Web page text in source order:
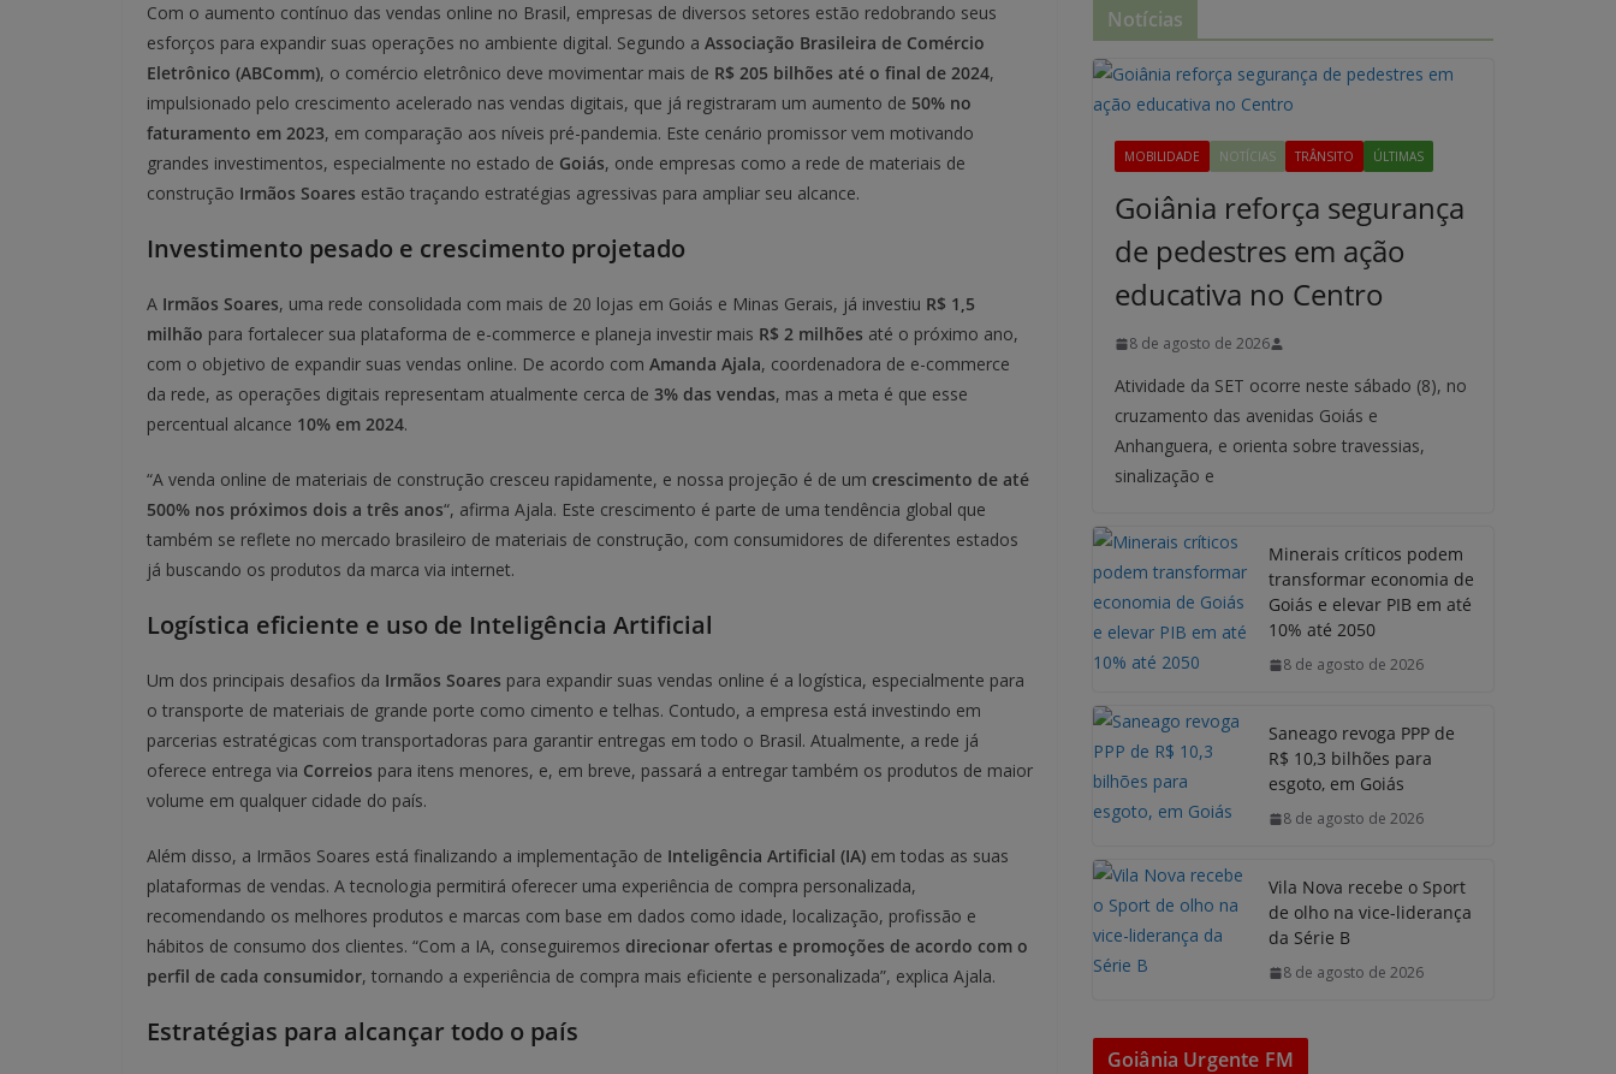
Com o aumento contínuo das vendas online no Brasil, empresas de diversos setores estão redobrando seus
esforços para expandir suas operações no ambiente digital. Segundo a Associação Brasileira de Comércio
Eletrônico (ABComm), o comércio eletrônico deve movimentar mais de R$ 205 bilhões até o final de 2024,
impulsionado pelo crescimento acelerado nas vendas digitais, que já registraram um aumento de 50% no
faturamento em 2023, em comparação aos níveis pré-pandemia. Este cenário promissor vem motivando
grandes investimentos, especialmente no estado de Goiás, onde empresas como a rede de materiais de
construção Irmãos Soares estão traçando estratégias agressivas para ampliar seu alcance.
Investimento pesado e crescimento projetado
A Irmãos Soares, uma rede consolidada com mais de 20 lojas em Goiás e Minas Gerais, já investiu R$ 1,5
milhão para fortalecer sua plataforma de e-commerce e planeja investir mais R$ 2 milhões até o próximo ano,
com o objetivo de expandir suas vendas online. De acordo com Amanda Ajala, coordenadora de e-commerce
da rede, as operações digitais representam atualmente cerca de 3% das vendas, mas a meta é que esse
percentual alcance 10% em 2024.
“A venda online de materiais de construção cresceu rapidamente, e nossa projeção é de um crescimento de até
500% nos próximos dois a três anos“, afirma Ajala. Este crescimento é parte de uma tendência global que
também se reflete no mercado brasileiro de materiais de construção, com consumidores de diferentes estados
já buscando os produtos da marca via internet.
Logística eficiente e uso de Inteligência Artificial
Um dos principais desafios da Irmãos Soares para expandir suas vendas online é a logística, especialmente para
o transporte de materiais de grande porte como cimento e telhas. Contudo, a empresa está investindo em
parcerias estratégicas com transportadoras para garantir entregas em todo o Brasil. Atualmente, a rede já
oferece entrega via Correios para itens menores, e, em breve, passará a entregar também os produtos de maior
volume em qualquer cidade do país.
Além disso, a Irmãos Soares está finalizando a implementação de Inteligência Artificial (IA) em todas as suas
plataformas de vendas. A tecnologia permitirá oferecer uma experiência de compra personalizada,
recomendando os melhores produtos e marcas com base em dados como idade, localização, profissão e
hábitos de consumo dos clientes. “Com a IA, conseguiremos direcionar ofertas e promoções de acordo com o
perfil de cada consumidor, tornando a experiência de compra mais eficiente e personalizada”, explica Ajala.
Estratégias para alcançar todo o país
Notícias
MOBILIDADE NOTÍCIAS TRÂNSITO ÚLTIMAS
Goiânia reforça segurança
de pedestres em ação
educativa no Centro
8 de agosto de 2026
Atividade da SET ocorre neste sábado (8), no
cruzamento das avenidas Goiás e
Anhanguera, e orienta sobre travessias,
sinalização e
Minerais críticos podem
transformar economia de
Goiás e elevar PIB em até
10% até 2050
8 de agosto de 2026
Saneago revoga PPP de
R$ 10,3 bilhões para
esgoto, em Goiás
8 de agosto de 2026
Vila Nova recebe o Sport
de olho na vice-liderança
da Série B
8 de agosto de 2026
Goiânia Urgente FM